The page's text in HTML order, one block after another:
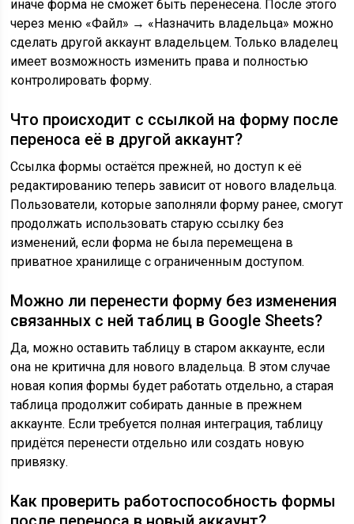
иначе форма не сможет быть перенесена. После этого
через меню «Файл» → «Назначить владельца» можно
сделать другой аккаунт владельцем. Только владелец
имеет возможность изменить права и полностью
контролировать форму.
Что происходит с ссылкой на форму после
переноса её в другой аккаунт?
Ссылка формы остаётся прежней, но доступ к её
редактированию теперь зависит от нового владельца.
Пользователи, которые заполняли форму ранее, смогут
продолжать использовать старую ссылку без
изменений, если форма не была перемещена в
приватное хранилище с ограниченным доступом.
Можно ли перенести форму без изменения
связанных с ней таблиц в Google Sheets?
Да, можно оставить таблицу в старом аккаунте, если
она не критична для нового владельца. В этом случае
новая копия формы будет работать отдельно, а старая
таблица продолжит собирать данные в прежнем
аккаунте. Если требуется полная интеграция, таблицу
придётся перенести отдельно или создать новую
привязку.
Как проверить работоспособность формы